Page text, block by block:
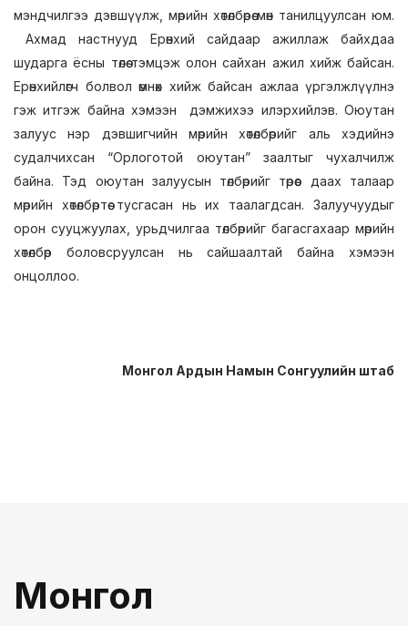
мэндчилгээ дэвшүүлж, мөрийн хөтөлбөрөө мөн танилцуулсан юм.
Ахмад настнууд Ерөнхий сайдаар ажиллаж байхдаа
шударга ёсны төлөө тэмцэж олон сайхан ажил хийж байсан.
Ерөнхийлөгч болвол өмнөх хийж байсан ажлаа үргэлжлүүлнэ
гэж итгэж байна хэмээн дэмжихээ илэрхийлэв. Оюутан
залуус нэр дэвшигчийн мөрийн хөтөлбөрийг аль хэдийнэ
судалчихсан “Орлоготой оюутан” заалтыг чухалчилж
байна. Тэд оюутан залуусын төлбөрийг төрөөс даах талаар
мөрийн хөтөлбөртөө тусгасан нь их таалагдсан. Залуучуудыг
орон сууцжуулах, урьдчилгаа төлбөрийг багасгахаар мөрийн
хөтөлбөр боловсруулсан нь сайшаалтай байна хэмээн
онцоллоо.
Монгол Ардын Намын Сонгуулийн штаб
Монгол